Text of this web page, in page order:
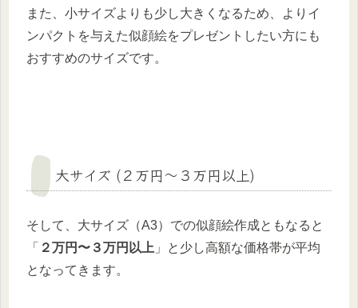
また、小サイズよりも少し大きくなるため、よりイ
ンパクトを与えた似顔絵をプレゼントしたい方にも
おすすめのサイズです。
大サイズ (２万円〜３万円以上)
そして、大サイズ（A3）での似顔絵作成ともなると
「 ２万円〜３万円以上 」と少し高額な価格帯が平均
となってきます。